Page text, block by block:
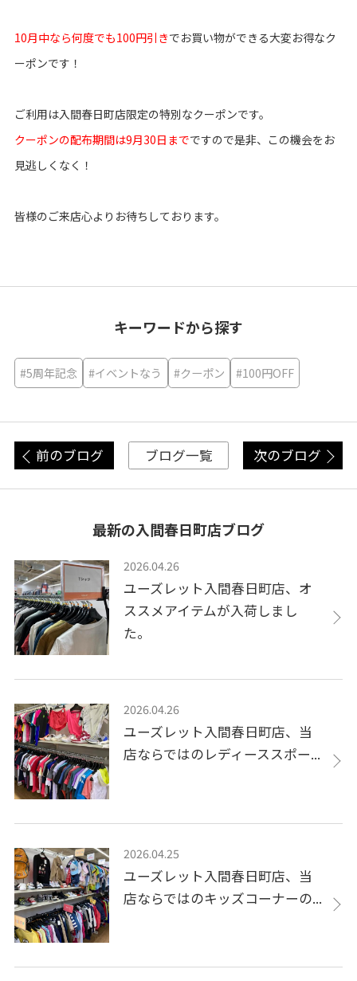
10月中なら何度でも100円引きでお買い物ができる大変お得なク
ーポンです！
ご利用は入間春日町店限定の特別なクーポンです。
クーポンの配布期間は9月30日までですので是非、この機会をお
見逃しくなく！
皆様のご来店心よりお待ちしております。
キーワードから探す
#5周年記念 #イベントなう #クーポン #100円OFF
前のブログ ブログ一覧 次のブログ
最新の入間春日町店ブログ
2026.04.26
ユーズレット入間春日町店、オ
ススメアイテムが入荷しまし
た。
2026.04.26
ユーズレット入間春日町店、当
店ならではのレディーススポー...
2026.04.25
ユーズレット入間春日町店、当
店ならではのキッズコーナーの...